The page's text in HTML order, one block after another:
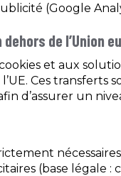
(Google
de l’Union
et aux
Ces
d’assurer un
(base légale